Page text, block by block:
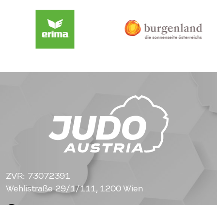
ZVR: 73072391
Wehlistraße 29/1/111, 1200 Wien